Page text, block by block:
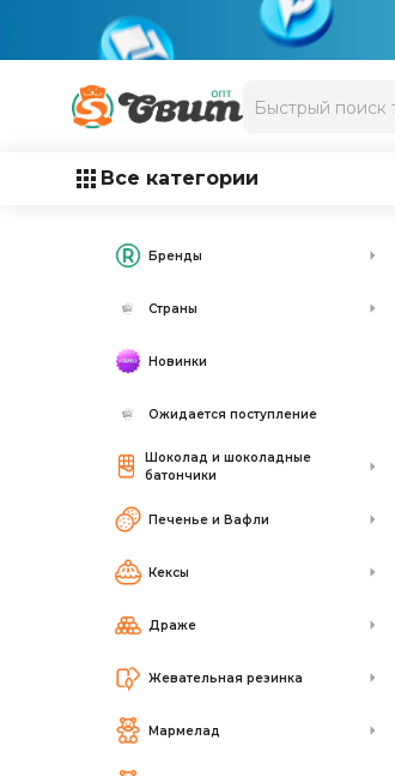
Все категории
Бренды
Страны
Новинки
Ожидается поступление
Шоколад и шоколадные
батончики
Печенье и Вафли
Кексы
Драже
Жевательная резинка
Мармелад